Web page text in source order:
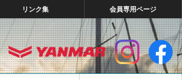
リンク集 会員専用ページ